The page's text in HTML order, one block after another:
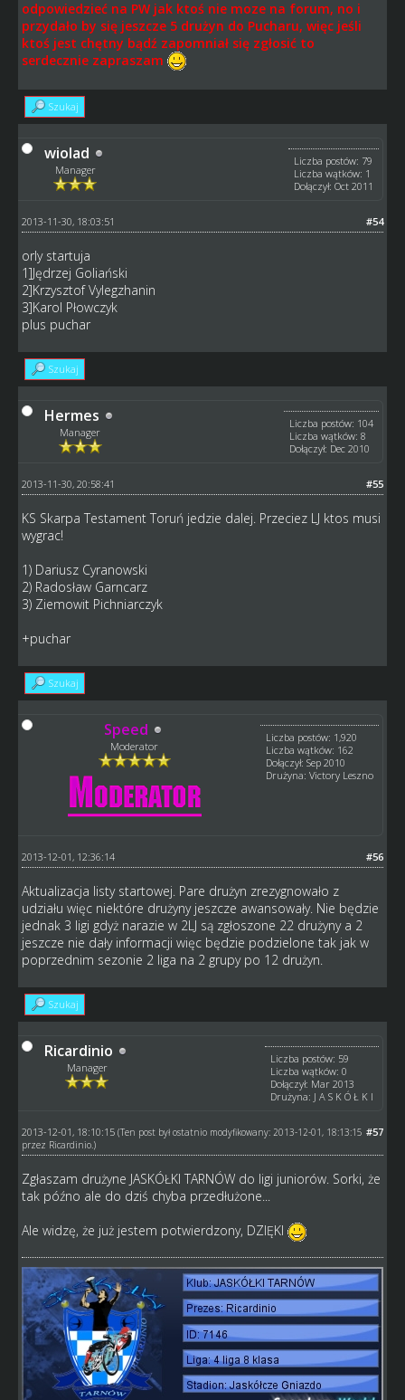
odpowiedzieć na PW jak ktoś nie moze na forum, no i
przydało by się jeszcze 5 drużyn do Pucharu, więc jeśli
ktoś jest chętny bądź zapomniał się zgłosić to
serdecznie zapraszam
Szukaj
wiolad
Manager
Liczba postów: 79
Liczba wątków: 1
Dołączył: Oct 2011
#54
2013-11-30, 18:03:51
orly startuja
1]Jędrzej Goliański
2]Krzysztof Vylegzhanin
3]Karol Płowczyk
plus puchar
Szukaj
Hermes
Manager
Liczba postów: 104
Liczba wątków: 8
Dołączył: Dec 2010
#55
2013-11-30, 20:58:41
KS Skarpa Testament Toruń jedzie dalej. Przeciez LJ ktos musi
wygrac!
1) Dariusz Cyranowski
2) Radosław Garncarz
3) Ziemowit Pichniarczyk
+puchar
Szukaj
Speed
Moderator
Liczba postów: 1,920
Liczba wątków: 162
Dołączył: Sep 2010
Drużyna: Victory Leszno
#56
2013-12-01, 12:36:14
Aktualizacja listy startowej. Pare drużyn zrezygnowało z
udziału więc niektóre drużyny jeszcze awansowały. Nie będzie
jednak 3 ligi gdyż narazie w 2LJ są zgłoszone 22 drużyny a 2
jeszcze nie dały informacji więc będzie podzielone tak jak w
poprzednim sezonie 2 liga na 2 grupy po 12 drużyn.
Szukaj
Ricardinio
Manager
Liczba postów: 59
Liczba wątków: 0
Dołączył: Mar 2013
Drużyna: J A S K Ó Ł K I
#57
2013-12-01, 18:10:15 (Ten post był ostatnio modyfikowany: 2013-12-01, 18:13:15
przez Ricardinio.)
Zgłaszam drużyne JASKÓŁKI TARNÓW do ligi juniorów. Sorki, że
tak późno ale do dziś chyba przedłużone...
Ale widzę, że już jestem potwierdzony, DZIĘKI